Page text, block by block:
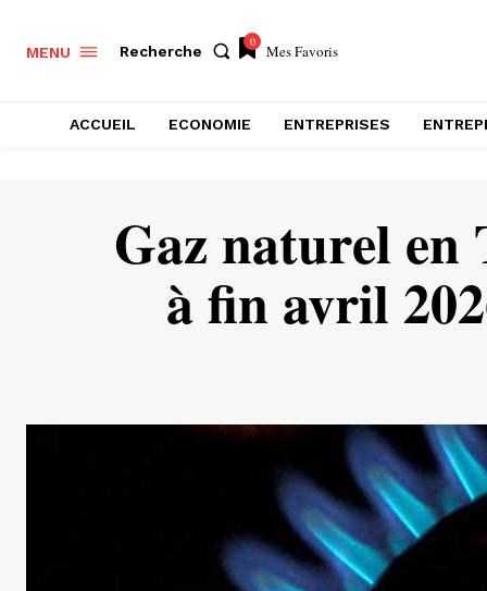
MENU Recherche
0 Mes Favoris
ACCUEIL ECONOMIE ENTREPRISES
Gaz naturel en
à fin avril